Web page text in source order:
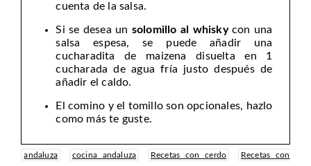
cuenta de la salsa.
Si se desea un solomillo al whiskycon una
salsa espesa, se puede añadir una
cucharadita de maizena disuelta en 1
cucharada de agua fría justo después de
añadir el caldo.
El comino y el tomillo son opcionales, hazlo
como más te guste.
andaluza cocina andaluza Recetas con cerdo Recetas con